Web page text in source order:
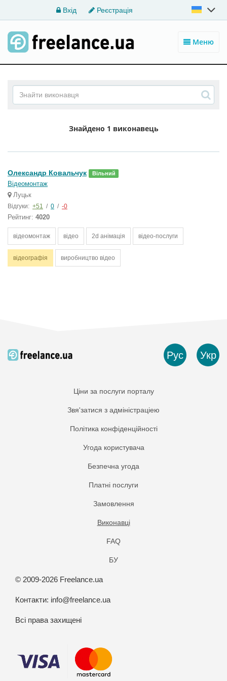
Вхід Реєстрація
Меню
Знайдено 1 виконавець
Олександр Ковальчук Вільний
Відеомонтаж
Луцьк
Відгуки: +51 / 0 / -0
Рейтинг: 4020
відеомонтаж відео 2d анімація відео-послуги
відеографія виробництво відео
Рус Укр
Ціни за послуги порталу
Звя'затися з адміністраціею
Політика конфіденційності
Угода користувача
Безпечна угода
Платнi послуги
Замовлення
Виконавці
FAQ
БУ
© 2009-2026 Freelance.ua
Контакти: info@freelance.ua
Всі права захищені